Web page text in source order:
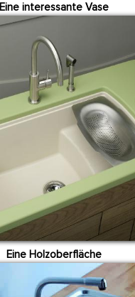
Eine interessante Vase
Eine Holzoberfläche